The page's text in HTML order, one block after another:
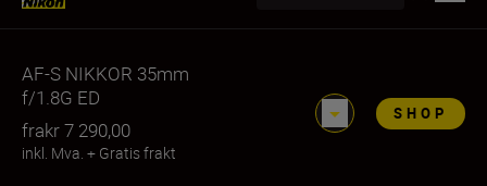
AF-S NIKKOR 35mm
f/1.8G ED
frakr 7 290,00
inkl. Mva. + Gratis frakt
SHOP